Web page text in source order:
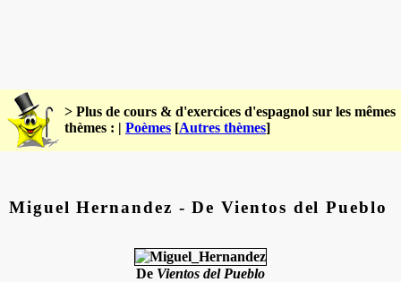
> Plus de cours & d'exercices d'espagnol sur les mêmes
thèmes : | Poèmes [Autres thèmes]
Miguel Hernandez - De Vientos del Pueblo
De Vientos del Pueblo